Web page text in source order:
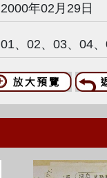
2000年02月29日
01、02、03、04